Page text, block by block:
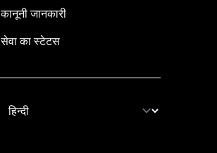
कानूनी जानकारी
सेवा का स्टेटस